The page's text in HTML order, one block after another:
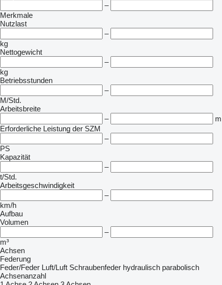
–
Merkmale
Nutzlast
–
kg
Nettogewicht
–
kg
Betriebsstunden
–
M/Std.
Arbeitsbreite
–
m
Erforderliche Leistung der SZM
–
PS
Kapazität
–
t/Std.
Arbeitsgeschwindigkeit
–
km/h
Aufbau
Volumen
–
m³
Achsen
Federung
Feder/Feder Luft/Luft Schraubenfeder hydraulisch parabolisch
Achsenanzahl